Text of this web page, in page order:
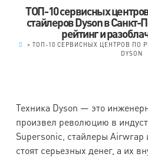
ТОП-10 сервисных
стайлеров Dyson в
рейтинг и
> ТОП-10 СЕРВИСНЫХ ЦЕНТРОВ ПО
DYSON
Техника Dyson — это
произвел революцию в
Supersonic, стайлеры
стоят серьезных денег, а их